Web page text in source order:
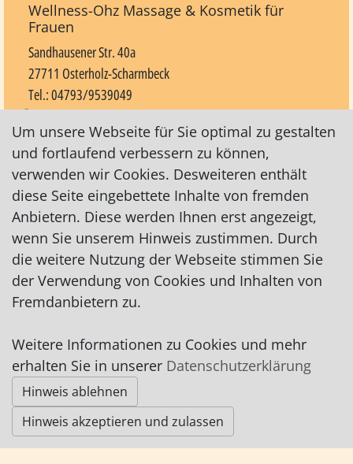
Wellness-Ohz Massage & Kosmetik für
Frauen
Sandhausener Str. 40a
27711 Osterholz-Scharmbeck
Tel.: 04793/9539049
http://www.wellness-ohz.com
Impressum|Datenschutz|AGB
© Worpswede24 2015-2026
Um unsere Webseite für Sie optimal zu gestalten
und fortlaufend verbessern zu können,
verwenden wir Cookies. Desweiteren enthält
diese Seite eingebettete Inhalte von fremden
Anbietern. Diese werden Ihnen erst angezeigt,
wenn Sie unserem Hinweis zustimmen. Durch
die weitere Nutzung der Webseite stimmen Sie
der Verwendung von Cookies und Inhalten von
Fremdanbietern zu.
Weitere Informationen zu Cookies und mehr
erhalten Sie in unserer Datenschutzerklärung
Hinweis ablehnen
Hinweis akzeptieren und zulassen